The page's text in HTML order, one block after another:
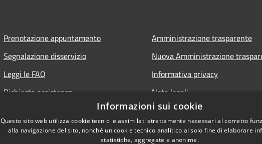
Prenotazione appuntamento
Segnalazione disservizio
Leggi le FAQ
Richiesta assistenza
Amministrazione trasparente
Nuova Amministrazione
Informativa privacy
Note legali
Dichiarazione di accessibilità
Informazioni sui cookie
Questo sito web utilizza cookie tecnici e assimilati strettamente necessari al corretto
alla navigazione del sito, nonché un cookie tecnico analitico al solo fine di elaborare
statistiche, aggregate e anonime.